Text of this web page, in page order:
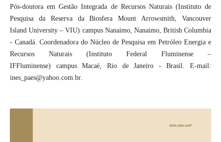
Pós-doutora em Gestão Integrada de Recursos Naturais (Instituto de
Pesquisa da Reserva da Biosfera Mount Arrowsmith, Vancouver
Island University – VIU) campus Nanaimo, Nanaimo, British Columbia
- Canadá. Coordenadora do Núcleo de Pesquisa em Petróleo Energia e
Recursos Naturais (Instituto Federal Fluminense –
IFFluminense) campus Macaé, Rio de Janeiro - Brasil. E-mail:
ines_paes@yahoo.com.br.